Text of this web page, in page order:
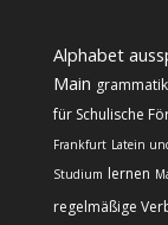
Alphabet
Main grammatik
für Schulische
Frankfurt Latein
Studium lernen
regelmäßige